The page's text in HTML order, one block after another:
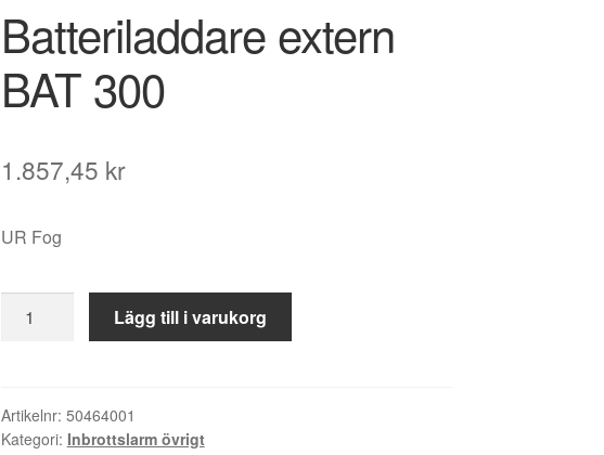
Batteriladdare extern
BAT 300
1.857,45 kr
UR Fog
extern
mängd
Lägg till i varukorg
Artikelnr: 50464001
Kategori: Inbrottslarm övrigt